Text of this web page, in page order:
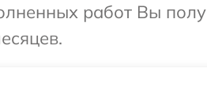
работ Вы